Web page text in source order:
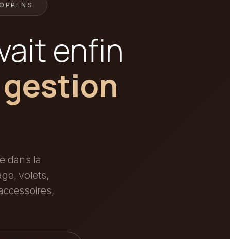
enfin
dans la
volets,